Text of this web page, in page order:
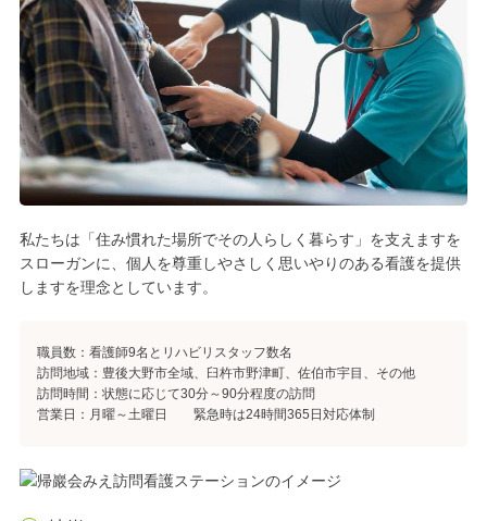
私たちは「住み慣れた場所でその人らしく暮らす」を支えますを
スローガンに、個人を尊重しやさしく思いやりのある看護を提供
しますを理念としています。
職員数：看護師9名とリハビリスタッフ数名
訪問地域：豊後大野市全域、臼杵市野津町、佐伯市宇目、その他
訪問時間：状態に応じて30分～90分程度の訪問
営業日：月曜～土曜日 緊急時は24時間365日対応体制